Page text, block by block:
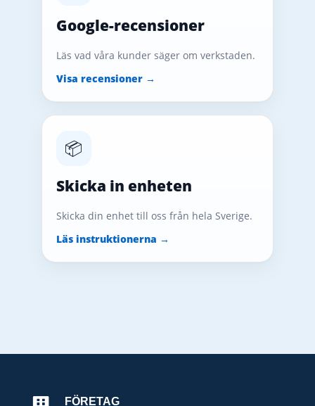
Google-recensioner
Läs vad våra kunder säger om verkstaden.
Visa recensioner →
📦
Skicka in enheten
Skicka din enhet till oss från hela Sverige.
Läs instruktionerna →
FÖRETAG